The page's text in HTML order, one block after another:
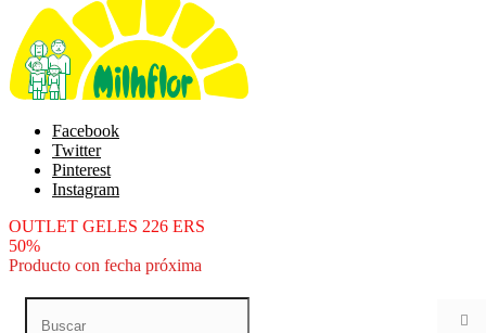
Facebook
Twitter
Pinterest
Instagram
OUTLET GELES 226 ERS
50%
Producto con fecha próxima
